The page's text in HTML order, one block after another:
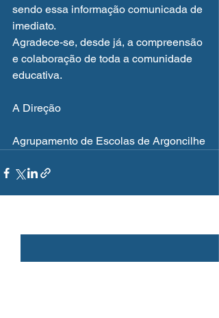
sendo essa informação comunicada de
imediato.
Agradece-se, desde já, a compreensão
e colaboração de toda a comunidade
educativa.
A Direção
Agrupamento de Escolas de Argoncilhe